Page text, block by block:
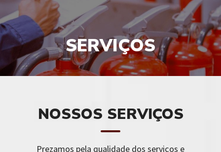
SERVIÇOS
NOSSOS SERVIÇOS
Prezamos pela qualidade dos serviços e